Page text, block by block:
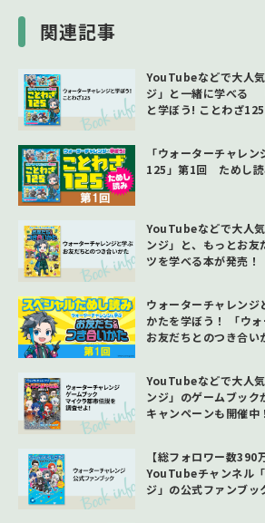
関連記事
YouTubeなどで大人
ジ」と一緒に学べる
と学ぼう! ことわざ
「ウォーターチャレ
125」第1回 ためし
YouTubeなどで大人
ンジ」と、もっとお友
ツを学べる本が発売！
ウォーターチャレンジ
かたを学ぼう！ 「ウ
お友だちとのつき合
YouTubeなどで大人
ンジ」のゲームブッ
キャンペーンも開催中！
【総フォロワー数390
YouTubeチャンネル
ジ」の公式ファンブッ